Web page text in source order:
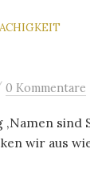
0 Kommentare
sind
wir aus